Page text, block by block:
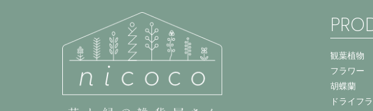
観葉植物
フラワー
胡蝶蘭
ドライフ